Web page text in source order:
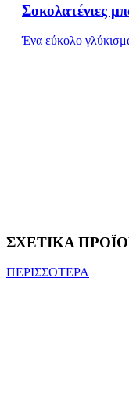
Σοκολατένιες
Ένα εύκολο
ΣΧΕΤΙΚΑ
ΠΕΡΙΣΣΟΤΕΡΑ